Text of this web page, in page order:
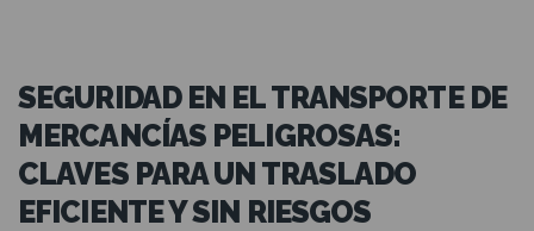
SEGURIDAD EN EL TRANSPORTE DE
MERCANCÍAS PELIGROSAS:
CLAVES PARA UN TRASLADO
EFICIENTE Y SIN RIESGOS